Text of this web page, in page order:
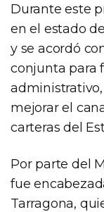
Durante este
en el estado
y se acordó
conjunta para
mejorar el
carteras del
Por parte del
fue
Tarragona,